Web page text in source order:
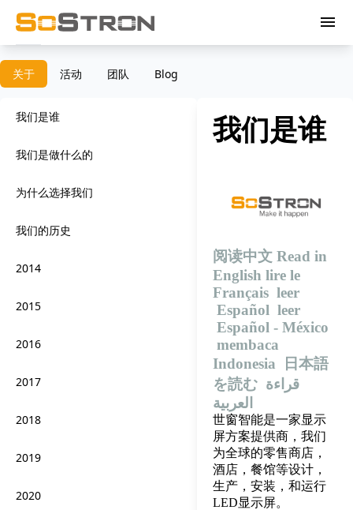
menu
关于 活动 团队 Blog
我们是谁
我们是做什么的
为什么选择我们
我们的历史
2014
2015
2016
2017
2018
2019
2020
我们是谁
阅读中文 Read in
English lire le
Français leer
Español leer
Español - México
membaca
Indonesia
日本語
を読む قراءة
العربية
世窗智能是一家显示
屏方案提供商，我们
为全球的零售商店，
酒店，餐馆等设计，
生产，安装，和运行
LED显示屏。